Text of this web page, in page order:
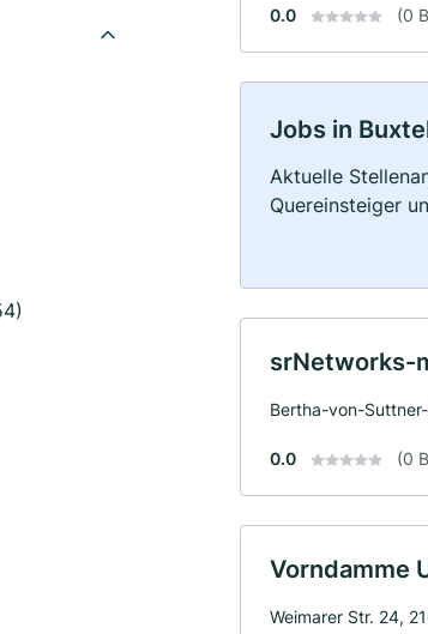
0.0 (0
Jobs in
Aktuelle
Quereinsteiger
srNetworks-
Bertha-von-
0.0 (0
Vorndamme
Weimarer Str. 24,